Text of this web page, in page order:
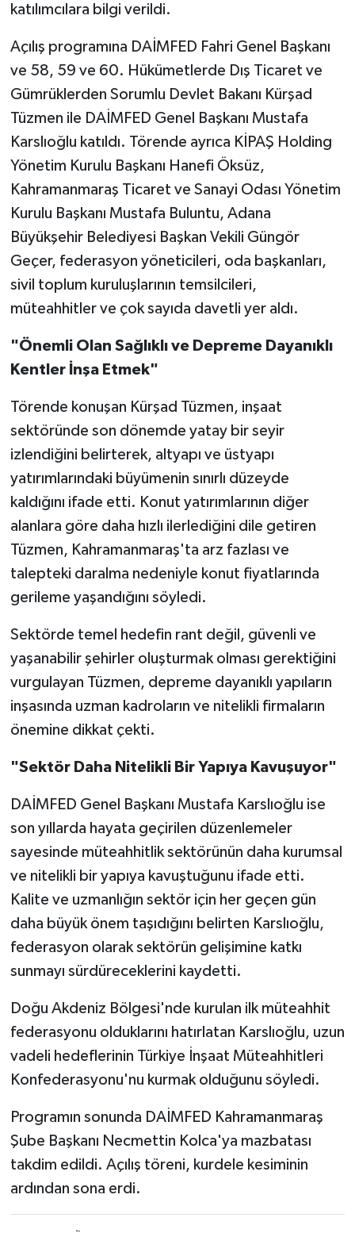
katılımcılara bilgi verildi.
Açılış programına DAİMFED Fahri Genel Başkanı
ve 58, 59 ve 60. Hükümetlerde Dış Ticaret ve
Gümrüklerden Sorumlu Devlet Bakanı Kürşad
Tüzmen ile DAİMFED Genel Başkanı Mustafa
Karslıoğlu katıldı. Törende ayrıca KİPAŞ Holding
Yönetim Kurulu Başkanı Hanefi Öksüz,
Kahramanmaraş Ticaret ve Sanayi Odası Yönetim
Kurulu Başkanı Mustafa Buluntu, Adana
Büyükşehir Belediyesi Başkan Vekili Güngör
Geçer, federasyon yöneticileri, oda başkanları,
sivil toplum kuruluşlarının temsilcileri,
müteahhitler ve çok sayıda davetli yer aldı.
"Önemli Olan Sağlıklı ve Depreme Dayanıklı
Kentler İnşa Etmek"
Törende konuşan Kürşad Tüzmen, inşaat
sektöründe son dönemde yatay bir seyir
izlendiğini belirterek, altyapı ve üstyapı
yatırımlarındaki büyümenin sınırlı düzeyde
kaldığını ifade etti. Konut yatırımlarının diğer
alanlara göre daha hızlı ilerlediğini dile getiren
Tüzmen, Kahramanmaraş'ta arz fazlası ve
talepteki daralma nedeniyle konut fiyatlarında
gerileme yaşandığını söyledi.
Sektörde temel hedefin rant değil, güvenli ve
yaşanabilir şehirler oluşturmak olması gerektiğini
vurgulayan Tüzmen, depreme dayanıklı yapıların
inşasında uzman kadroların ve nitelikli firmaların
önemine dikkat çekti.
"Sektör Daha Nitelikli Bir Yapıya Kavuşuyor"
DAİMFED Genel Başkanı Mustafa Karslıoğlu ise
son yıllarda hayata geçirilen düzenlemeler
sayesinde müteahhitlik sektörünün daha kurumsal
ve nitelikli bir yapıya kavuştuğunu ifade etti.
Kalite ve uzmanlığın sektör için her geçen gün
daha büyük önem taşıdığını belirten Karslıoğlu,
federasyon olarak sektörün gelişimine katkı
sunmayı sürdüreceklerini kaydetti.
Doğu Akdeniz Bölgesi'nde kurulan ilk müteahhit
federasyonu olduklarını hatırlatan Karslıoğlu, uzun
vadeli hedeflerinin Türkiye İnşaat Müteahhitleri
Konfederasyonu'nu kurmak olduğunu söyledi.
Programın sonunda DAİMFED Kahramanmaraş
Şube Başkanı Necmettin Kolca'ya mazbatası
takdim edildi. Açılış töreni, kurdele kesiminin
ardından sona erdi.